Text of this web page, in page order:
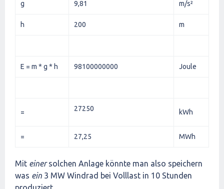
g 9,81 m/s²
h 200 m
E = m * g * h 98100000000 Joule
= 27250 kWh
= 27,25 MWh
Mit einersolchen Anlage könnte man also speichern
was ein 3 MW Windrad bei Volllast in 10 Stunden